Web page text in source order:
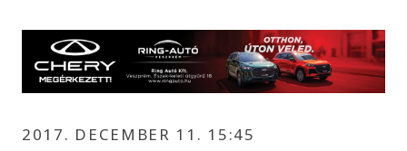
2017. DECEMBER 11. 15:45